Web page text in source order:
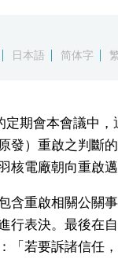
日本語 简体字
定期會本會議中
發）重啟之判斷
核電廠朝向重啟
含重啟相關公關
行表決。最後在
「若要訴諸信任